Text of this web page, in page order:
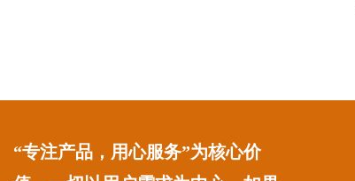
“专注产品，用心服务”为核心价